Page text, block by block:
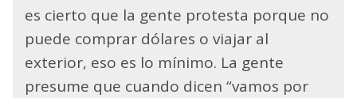
es cierto que la gente protesta porque no
puede comprar dólares o viajar al
exterior, eso es lo mínimo. La gente
presume que cuando dicen “vamos por